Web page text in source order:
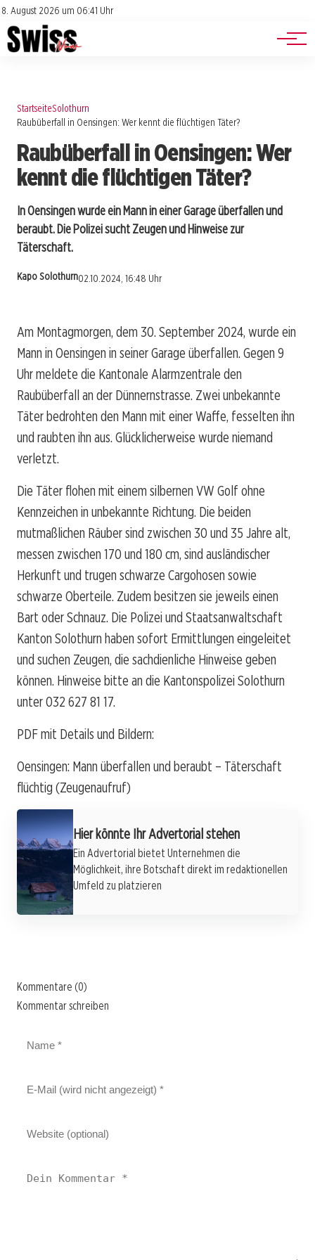
8. August 2026 um 06:41 Uhr
Impressum
Datenschutz
Jobs
Events
StartseiteSolothurn
Raubüberfall in Oensingen: Wer kennt die flüchtigen Täter?
Raubüberfall in Oensingen: Wer
kennt die flüchtigen Täter?
In Oensingen wurde ein Mann in einer Garage überfallen und
beraubt. Die Polizei sucht Zeugen und Hinweise zur
Täterschaft.
Kapo Solothurn02.10.2024, 16:48 Uhr
Am Montagmorgen, dem 30. September 2024, wurde ein
Mann in Oensingen in seiner Garage überfallen. Gegen 9
Uhr meldete die Kantonale Alarmzentrale den
Raubüberfall an der Dünnernstrasse. Zwei unbekannte
Täter bedrohten den Mann mit einer Waffe, fesselten ihn
und raubten ihn aus. Glücklicherweise wurde niemand
verletzt.
Die Täter flohen mit einem silbernen VW Golf ohne
Kennzeichen in unbekannte Richtung. Die beiden
mutmaßlichen Räuber sind zwischen 30 und 35 Jahre alt,
messen zwischen 170 und 180 cm, sind ausländischer
Herkunft und trugen schwarze Cargohosen sowie
schwarze Oberteile. Zudem besitzen sie jeweils einen
Bart oder Schnauz. Die Polizei und Staatsanwaltschaft
Kanton Solothurn haben sofort Ermittlungen eingeleitet
und suchen Zeugen, die sachdienliche Hinweise geben
können. Hinweise bitte an die Kantonspolizei Solothurn
unter 032 627 81 17.
PDF mit Details und Bildern:
Oensingen: Mann überfallen und beraubt – Täterschaft
flüchtig (Zeugenaufruf)
Hier könnte Ihr Advertorial stehen
Ein Advertorial bietet Unternehmen die
Möglichkeit, ihre Botschaft direkt im redaktionellen
Umfeld zu platzieren
Kommentare (0)
Kommentar schreiben